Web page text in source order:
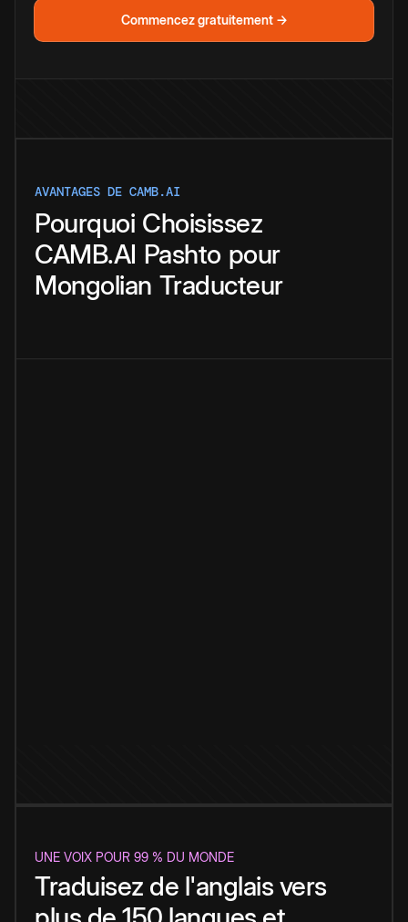
Commencez gratuitement →
AVANTAGES DE CAMB.AI
Pourquoi Choisissez
CAMB.AI Pashto pour
Mongolian Traducteur
UNE VOIX POUR 99 % DU MONDE
Traduisez de l'anglais vers